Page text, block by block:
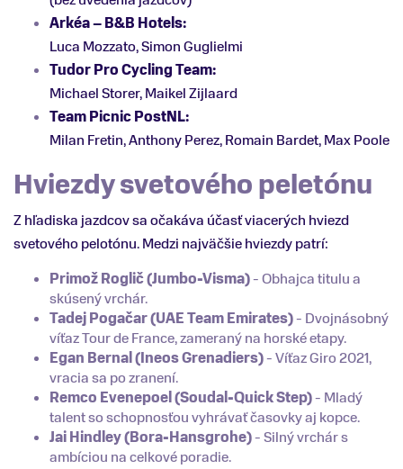
Arkéa – B&B Hotels:
Luca Mozzato, Simon Guglielmi
Tudor Pro Cycling Team:
Michael Storer, Maikel Zijlaard
Team Picnic PostNL:
Milan Fretin, Anthony Perez, Romain Bardet, Max Poole
Hviezdy svetového peletónu
Z hľadiska jazdcov sa očakáva účasť viacerých hviezd
svetového pelotónu. Medzi najväčšie hviezdy patrí:
Primož Roglič (Jumbo-Visma)- Obhajca titulu a
skúsený vrchár.
Tadej Pogačar (UAE Team Emirates)- Dvojnásobný
víťaz Tour de France, zameraný na horské etapy.
Egan Bernal (Ineos Grenadiers)- Víťaz Giro 2021,
vracia sa po zranení.
Remco Evenepoel (Soudal-Quick Step)- Mladý
talent so schopnosťou vyhrávať časovky aj kopce.
Jai Hindley (Bora-Hansgrohe)- Silný vrchár s
ambíciou na celkové poradie.